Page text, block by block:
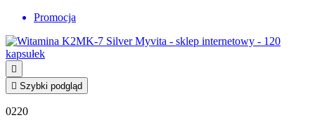
Promocja

 Szybki podgląd
0220